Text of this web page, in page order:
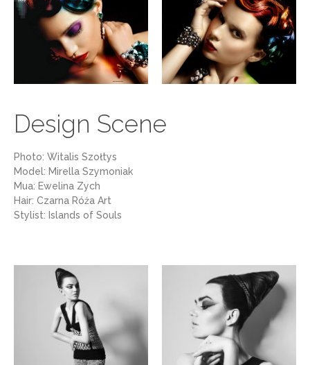
Design Scene
Photo: Witalis Szołtys
Model: Mirella Szymoniak
Mua: Ewelina Zych
Hair: Czarna Róża Art
Stylist: Islands of Souls